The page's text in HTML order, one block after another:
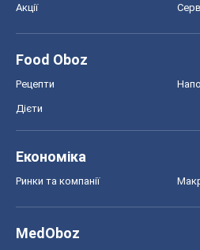
Акції
Food Oboz
Рецепти
Дієти
Економіка
Ринки та компанії
MedOboz